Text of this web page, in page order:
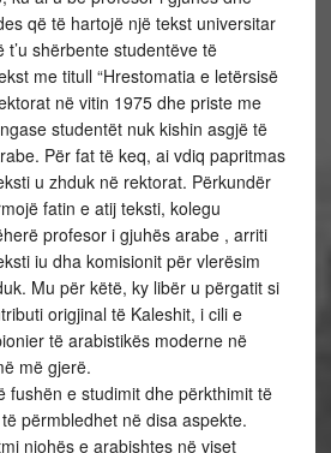
që të hartojë një tekst universitar
shërbente studentëve të
me titull “Hrestomatia e letërsisë
në vitin 1975 dhe priste me
studentët nuk kishin asgjë të
Për fat të keq, ai vdiq papritmas
u zhduk në rektorat. Përkundër
fatin e atij teksti, kolegu
profesor i gjuhës arabe , arriti
iu dha komisionit për vlerësim
Mu për këtë, ky libër u përgatit si
origjinal të Kaleshit, i cili e
të arabistikës moderne në
më gjerë.
fushën e studimit dhe përkthimit të
përmbledhet në disa aspekte.
njohës e arabishtes në viset